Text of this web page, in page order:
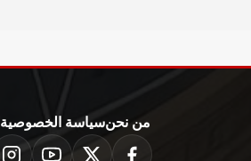
من نحنسياسة الخصوصية